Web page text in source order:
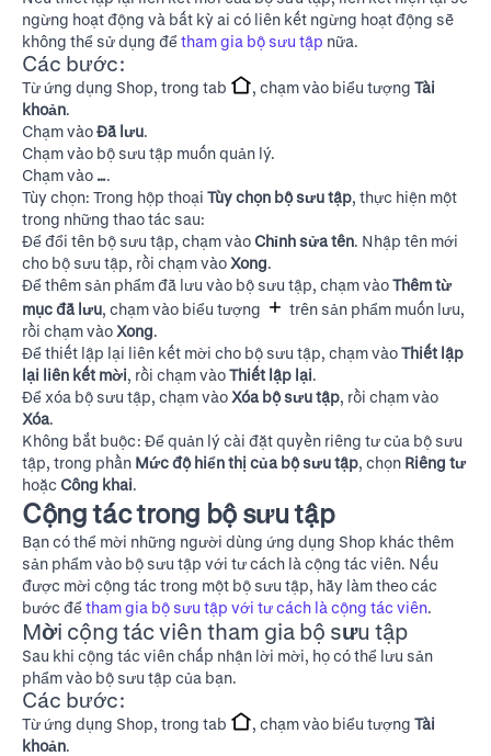
ngừng hoạt động và bất kỳ ai có liên kết ngừng hoạt động sẽ
không thể sử dụng đểtham gia bộ sưu tập nữa.
Các bước:
Từ ứng dụng Shop, trong tab , chạm vào biểu tượng Tài
khoản.
Chạm vàoĐã lưu.
Chạm vào bộ sưu tập muốn quản lý.
Chạm vào ….
Tùy chọn: Trong hộp thoại Tùy chọn bộ sưu tập, thực hiện một
trong những thao tác sau:
Để đổi tên bộ sưu tập, chạm vào Chỉnh sửa tên. Nhập tên mới
cho bộ sưu tập, rồi chạm vào Xong.
Để thêm sản phẩm đã lưu vào bộ sưu tập, chạm vàoThêm từ
mục đã lưu, chạm vào biểu tượng
trên sản phẩm muốn lưu,
rồi chạm vào Xong.
Để thiết lập lại liên kết mời cho bộ sưu tập, chạm vàoThiết lập
lại liên kết mời, rồi chạm vàoThiết lập lại.
Để xóa bộ sưu tập, chạm vào Xóa bộ sưu tập, rồi chạm vào
Xóa.
Không bắt buộc: Để quản lý cài đặt quyền riêng tư của bộ sưu
tập, trong phần Mức độ hiển thị của bộ sưu tập, chọn Riêng tư
hoặc Công khai.
Cộng tác trong bộ sưu tập
Bạn có thể mời những người dùng ứng dụng Shop khác thêm
sản phẩm vào bộ sưu tập với tư cách là cộng tác viên. Nếu
được mời cộng tác trong một bộ sưu tập, hãy làm theo các
bước đểtham gia bộ sưu tập với tư cách là cộng tác viên.
Mời cộng tác viên tham gia bộ sưu tập
Sau khi cộng tác viên chấp nhận lời mời, họ có thể lưu sản
phẩm vào bộ sưu tập của bạn.
Các bước:
Từ ứng dụng Shop, trong tab , chạm vào biểu tượng Tài
khoản.